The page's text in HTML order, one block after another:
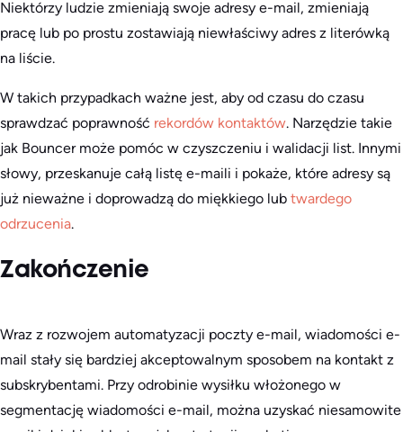
Niektórzy ludzie zmieniają swoje adresy e-mail, zmieniają
pracę lub po prostu zostawiają niewłaściwy adres z literówką
na liście.
W takich przypadkach ważne jest, aby od czasu do czasu
sprawdzać poprawność rekordów kontaktów. Narzędzie takie
jak Bouncer może pomóc w czyszczeniu i walidacji list. Innymi
słowy, przeskanuje całą listę e-maili i pokaże, które adresy są
już nieważne i doprowadzą do miękkiego lub twardego
odrzucenia.
Zakończenie
Wraz z rozwojem automatyzacji poczty e-mail, wiadomości e-
mail stały się bardziej akceptowalnym sposobem na kontakt z
subskrybentami. Przy odrobinie wysiłku włożonego w
segmentację wiadomości e-mail, można uzyskać niesamowite